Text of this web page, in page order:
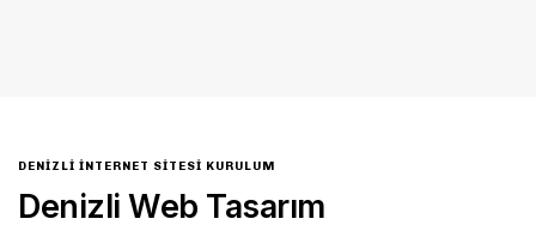
DENIZLI İNTERNET SITESI KURULUM
Denizli Web Tasarım